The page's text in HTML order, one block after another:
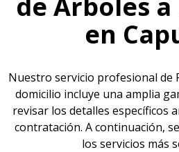
en
Nuestro servicio profesional de
domicilio incluye una amplia
revisar los detalles específicos
contratación. A continuación,
los servicios más